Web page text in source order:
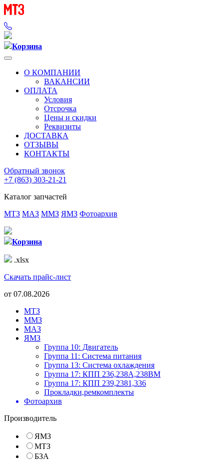
Корзина
О КОМПАНИИ
ВАКАНСИИ
ОПЛАТА
Условия
Отсрочка
Цены и скидки
Реквизиты
ДОСТАВКА
ОТЗЫВЫ
КОНТАКТЫ
Обратный звонок
+7 (863) 303-21-21
Каталог запчастей
МТЗ МАЗ ММЗ ЯМЗ Фотоархив
Корзина
.xlsx
Скачать прайс-лист
от 07.08.2026
МТЗ
ММЗ
МАЗ
ЯМЗ
Группа 10: Двигатель
Группа 11: Система питания
Группа 13: Система охлаждения
Группа 17: КПП 236,238А,238ВМ
Группа 17: КПП 239,2381,336
Прокладки,ремкомплекты
Фотоархив
Производитель
ЯМЗ
МТЗ
БЗА